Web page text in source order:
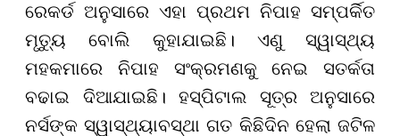
ରେକର୍ଡ ଅନୁସାରେ ଏହା ପ୍ରଥମ ନିପାହ ସମ୍ପର୍କିତ
ମୃତ୍ୟୁ ବୋଲି କୁହାଯାଇଛି। ଏଣୁ ସ୍ୱାସ୍ଥ୍ୟ
ମହକମାରେ ନିପାହ ସଂକ୍ରମଣକୁ ନେଇ ସତର୍କତା
ବଢାଇ ଦିଆଯାଇଛି। ହସ୍ପିଟାଲ ସୂତ୍ର ଅନୁସାରେ
ନର୍ସଙ୍କ ସ୍ୱାସ୍ଥ୍ୟାବସ୍ଥା ଗତ କିଛିଦିନ ହେଲା ଜଟିଳ